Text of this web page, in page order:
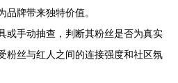
品牌带来独特价值。
或手动抽查，判断其粉丝是否为真实
粉丝与红人之间的连接强度和社区氛